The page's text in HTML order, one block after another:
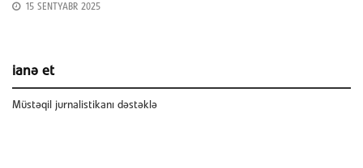
15 SENTYABR 2025
ianə et
Müstəqil jurnalistikanı dəstəklə